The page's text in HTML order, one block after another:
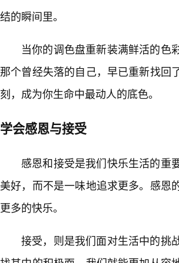
结的瞬间里。
当你的调色盘重新装满鲜活的色
那个曾经失落的自己，早已重新找回
刻，成为你生命中最动人的底色。
学会感恩与接受
感恩和接受是我们快乐生活的重
美好，而不是一味地追求更多。感恩
更多的快乐。
接受，则是我们面对生活中的挑